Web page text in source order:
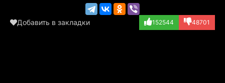
Добавить в закладки 152544 48701